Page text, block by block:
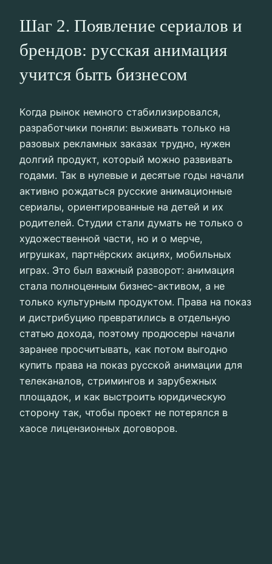
Шаг 2. Появление сериалов и
брендов: русская анимация
учится быть бизнесом
Когда рынок немного стабилизировался,
разработчики поняли: выживать только на
разовых рекламных заказах трудно, нужен
долгий продукт, который можно развивать
годами. Так в нулевые и десятые годы начали
активно рождаться русские анимационные
сериалы, ориентированные на детей и их
родителей. Студии стали думать не только о
художественной части, но и о мерче,
игрушках, партнёрских акциях, мобильных
играх. Это был важный разворот: анимация
стала полноценным бизнес-активом, а не
только культурным продуктом. Права на показ
и дистрибуцию превратились в отдельную
статью дохода, поэтому продюсеры начали
заранее просчитывать, как потом выгодно
купить права на показ русской анимации для
телеканалов, стримингов и зарубежных
площадок, и как выстроить юридическую
сторону так, чтобы проект не потерялся в
хаосе лицензионных договоров.